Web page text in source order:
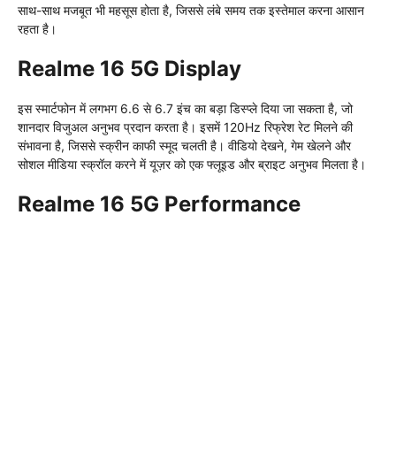
साथ-साथ मजबूत भी महसूस होता है, जिससे लंबे समय तक इस्तेमाल करना आसान
रहता है।
Realme 16 5G Display
इस स्मार्टफोन में लगभग 6.6 से 6.7 इंच का बड़ा डिस्प्ले दिया जा सकता है, जो
शानदार विजुअल अनुभव प्रदान करता है। इसमें 120Hz रिफ्रेश रेट मिलने की
संभावना है, जिससे स्क्रीन काफी स्मूद चलती है। वीडियो देखने, गेम खेलने और
सोशल मीडिया स्क्रॉल करने में यूज़र को एक फ्लूइड और ब्राइट अनुभव मिलता है।
Realme 16 5G Performance